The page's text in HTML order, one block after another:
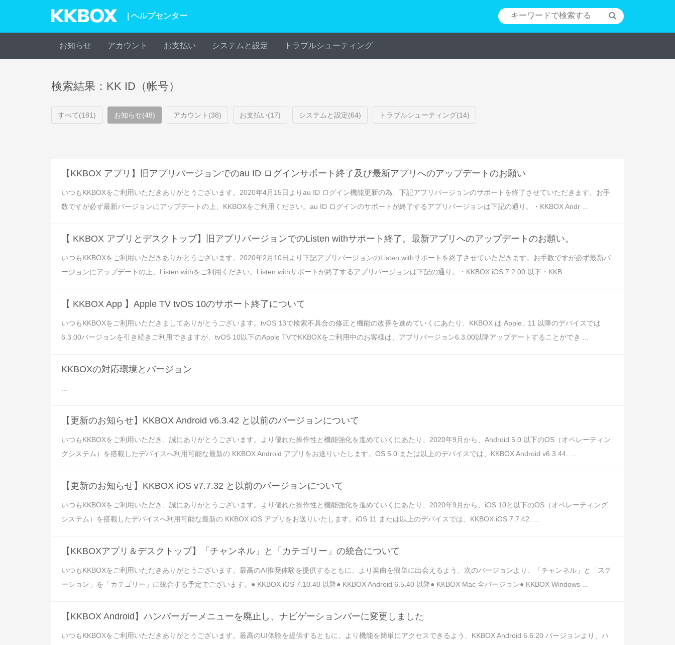
| ヘルプセンター
お知らせ アカウント お支払い システムと設定 トラブルシューティング
検索結果：KK ID（帐号）
すべて(181) お知らせ(48) アカウント(38) お支払い(17) システムと設定(64) トラブルシューティング(14)
【KKBOX アプリ】旧アプリバージョンでのau ID ログインサポート終了及び最新アプリへのアップデートのお願い
いつもKKBOXをご利用いただきありがとうございます。2020年4月15日よりau ID ログイン機能更新の為、下記アプリバージョンのサポートを終了させていただきます。お手
数ですが必ず最新バージョンにアップデートの上、KKBOXをご利用ください。au ID ログインのサポートが終了するアプリバージョンは下記の通り。・KKBOX Andr ...
【 KKBOX アプリとデスクトップ】旧アプリバージョンでのListen withサポート終了。最新アプリへのアップデートのお願い。
いつもKKBOXをご利用いただきありがとうございます。2020年2月10日より下記アプリバージョンのListen withサポートを終了させていただきます。お手数ですが必ず最新バ
ージョンにアップデートの上、Listen withをご利用ください。Listen withサポートが終了するアプリバージョンは下記の通り。・KKBOX iOS 7.2.00 以下・KKB ...
【 KKBOX App 】Apple TV tvOS 10のサポート終了について
いつもKKBOXをご利用いただきましてありがとうございます。tvOS 13で検索不具合の修正と機能の改善を進めていくにあたり、KKBOX は Apple.. 11 以降のデバイスでは
6.3.00バージョンを引き続きご利用できますが、tvOS 10以下のApple TVでKKBOXをご利用中のお客様は、アプリバージョン6.3.00以降アップデートすることができ ...
KKBOXの対応環境とバージョン
【更新のお知らせ】KKBOX Android v6.3.42 と以前のバージョンについて
いつもKKBOXをご利用いただき、誠にありがとうございます。より優れた操作性と機能強化を進めていくにあたり、2020年9月から、Android 5.0 以下のOS（オペレーティン
グシステム）を搭載したデバイスへ利用可能な最新の KKBOX Android アプリをお送りいたします。OS 5.0 または以上のデバイスでは、KKBOX Android v6.3.44. ...
【更新のお知らせ】KKBOX iOS v7.7.32 と以前のバージョンについて
いつもKKBOXをご利用いただき、誠にありがとうございます。より優れた操作性と機能強化を進めていくにあたり、2020年9月から、iOS 10と以下のOS（オペレーティング
システム）を搭載したデバイスへ利用可能な最新の KKBOX iOS アプリをお送りいたします。iOS 11 または以上のデバイスでは、KKBOX iOS 7.7.42. ...
【KKBOXアプリ＆デスクトップ】「チャンネル」と「カテゴリー」の統合について
いつもKKBOXをご利用いただきありがとうございます。最高のAI推奨体験を提供するともに、より楽曲を簡単に出会えるよう、次のバージョンより、「チャンネル」と「ステ
ーション」を「カテゴリー」に統合する予定でございます。● KKBOX iOS 7.10.40 以降● KKBOX Android 6.5.40 以降● KKBOX Mac 全バージョン● KKBOX Windows ...
【KKBOX Android】ハンバーガーメニューを廃止し、ナビゲーションバーに変更しました
いつもKKBOXをご利用いただきありがとうございます。最高のUI体験を提供するともに、より機能を簡単にアクセスできるよう、KKBOX Android 6.6.20 バージョンより、ハ